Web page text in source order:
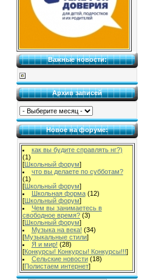
Важные новости:
Архив записей
Новое на форуме:
как вы будите справлять нг?)
(1)
[Школьный форум]
что вы делаете по субботам?
(1)
[Школьный форум]
Школьная форма (12)
[Школьный форум]
Чем вы занимаетесь в
свободное время? (3)
[Школьный форум]
Музыка на века! (34)
[Музыкальные стили]
Я и мир! (28)
[Конкурсы! Конкурсы! Конкурсы!!!]
Сельские новости (18)
[Полистаем интернет]